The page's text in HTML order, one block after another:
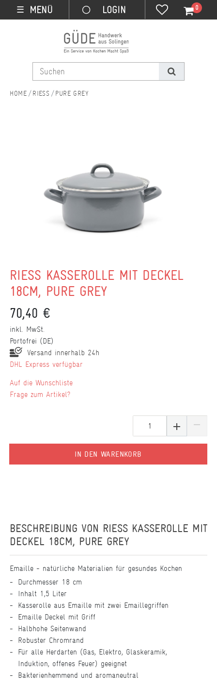
☰ MENÜ 0
RIESS PURE GREY
RIESS KASSEROLLE MIT DECKEL
18CM, PURE GREY
70,40 €
inkl. MwSt.
Portofrei (DE)
Versand innerhalb 24h
DHL Express verfügbar
IN DEN WARENKORB
Wunschliste
Frage zum Artikel?
BESCHREIBUNG VON RIESS KASSEROLLE MIT
DECKEL 18CM, PURE GREY
Emaille - natürliche Materialien für gesundes Kochen
Durchmesser 18 cm
Inhalt 1,5 Liter
Kasserolle aus Emaille mit zwei Emaillegriffen
Emaille Deckel mit Griff
Halbhohe Seitenwand
Robuster Chromrand
Für alle Herdarten (Gas, Elektro, Glaskeramik,
Induktion, offenes Feuer) geeignet
Bakterienhemmend und aromaneutral